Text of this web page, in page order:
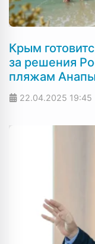
Крым
за решения
пляжам Анапы
22.04.2025 19:45